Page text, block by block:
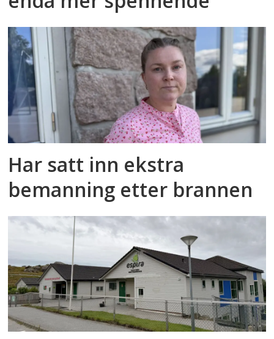
Har satt inn ekstra
bemanning etter brannen